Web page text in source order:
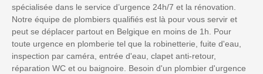
spécialisée dans le service d’urgence 24h/7 et la rénovation.
Notre équipe de plombiers qualifiés est là pour vous servir et
peut se déplacer partout en Belgique en moins de 1h. Pour
toute urgence en plomberie tel que la robinetterie, fuite d'eau,
inspection par caméra, entrée d'eau, clapet anti-retour,
réparation WC et ou baignoire. Besoin d'un plombier d'urgence